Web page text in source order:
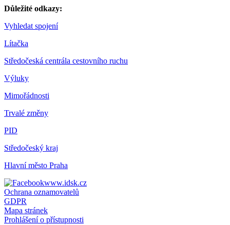
Důležité odkazy:
Vyhledat spojení
Lítačka
Středočeská centrála cestovního ruchu
Výluky
Mimořádnosti
Trvalé změny
PID
Středočeský kraj
Hlavní město Praha
www.idsk.cz
Ochrana oznamovatelů
GDPR
Mapa stránek
Prohlášení o přístupnosti